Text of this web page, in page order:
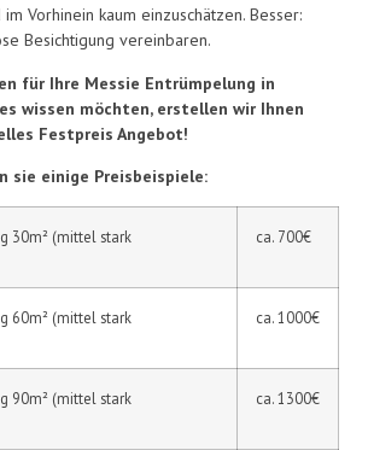
Vorhinein kaum einzuschätzen. Besser:
Besichtigung vereinbaren.
für Ihre Messie Entrümpelung in
wissen möchten, erstellen wir Ihnen
Festpreis Angebot!
sie einige Preisbeispiele:
30m² (mittel stark
ca. 700€
60m² (mittel stark
ca. 1000€
90m² (mittel stark
ca. 1300€